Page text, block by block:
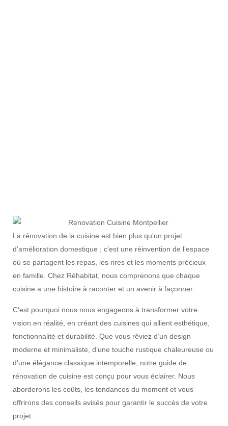
La rénovation de la cuisine est bien plus qu’un projet
d’amélioration domestique ; c’est une réinvention de l’espace
où se partagent les repas, les rires et les moments précieux
en famille. Chez Réhabitat, nous comprenons que chaque
cuisine a une histoire à raconter et un avenir à façonner.
C’est pourquoi nous nous engageons à transformer votre
vision en réalité, en créant des cuisines qui allient esthétique,
fonctionnalité et durabilité. Que vous rêviez d’un design
moderne et minimaliste, d’une touche rustique chaleureuse ou
d’une élégance classique intemporelle, notre guide de
rénovation de cuisine est conçu pour vous éclairer. Nous
aborderons les coûts, les tendances du moment et vous
offrirons des conseils avisés pour garantir le succès de votre
projet.